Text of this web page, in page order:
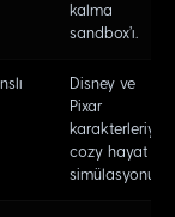
kalma
sandbox'ı.
Disney ve
Pixar
karakterleriyle
cozy hayat
simülasyonu.